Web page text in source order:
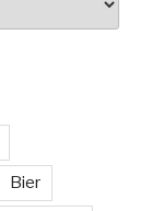
Bier